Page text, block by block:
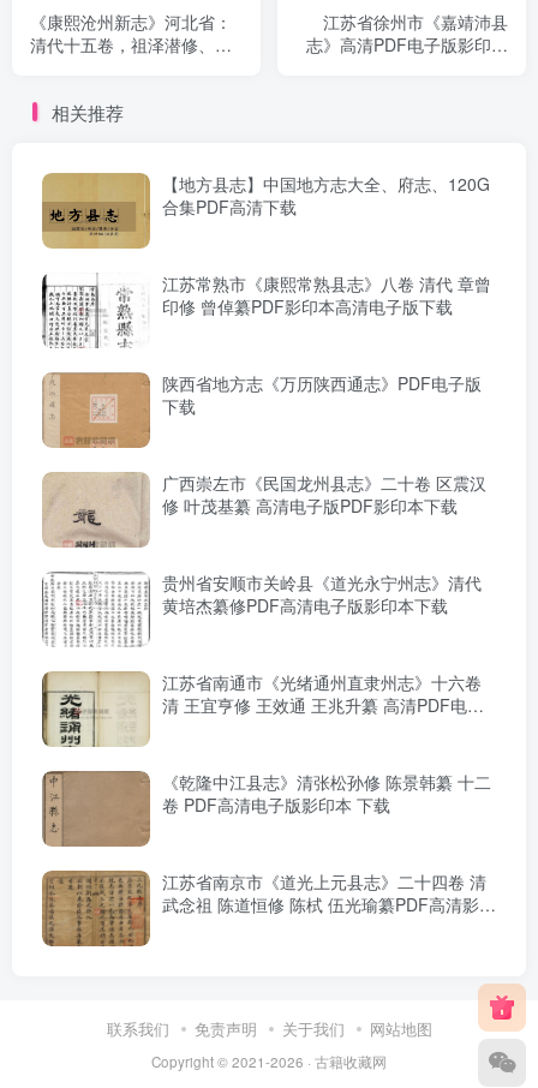
《康熙沧州新志》河北省：
清代十五卷，祖泽潜修、王
江苏省徐州市《嘉靖沛县
志》高清PDF电子版影印本
相关推荐
【地方县志】中国地方志大全、府志、120G
合集PDF高清下载
江苏常熟市《康熙常熟县志》八卷 清代 章曾
印修 曾倬纂PDF影印本高清电子版下载
陕西省地方志《万历陕西通志》PDF电子版
下载
广西崇左市《民国龙州县志》二十卷 区震汉
修 叶茂基纂 高清电子版PDF影印本下载
贵州省安顺市关岭县《道光永宁州志》清代
黄培杰纂修PDF高清电子版影印本下载
江苏省南通市《光绪通州直隶州志》十六卷
清 王宜亨修 王效通 王兆升纂 高清PDF电子
《乾隆中江县志》清张松孙修 陈景韩纂 十二
卷 PDF高清电子版影印本 下载
江苏省南京市《道光上元县志》二十四卷 清
武念祖 陈道恒修 陈栻 伍光瑜纂PDF高清影印
联系我们 免责声明 关于我们 网站地图
Copyright © 2021-2026 · 古籍收藏网